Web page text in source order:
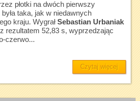
płotki na dwóch pierwszy
taka, jak w niedawnych
kraju. WygrałSebastian Urbaniak
z rezultatem 52,83 s, wyprzedzając
czerwo...
Czytaj więcej